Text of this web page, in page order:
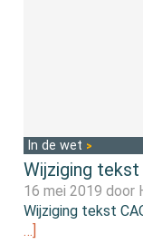
In de wet
Wijziging tekst
16 mei 2019 door
Wijziging tekst
…]